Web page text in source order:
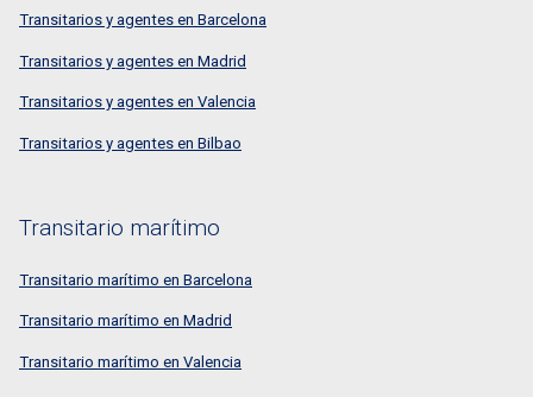
Transitarios y agentes en Barcelona
Transitarios y agentes en Madrid
Transitarios y agentes en Valencia
Transitarios y agentes en Bilbao
Transitario marítimo
Transitario marítimo en Barcelona
Transitario marítimo en Madrid
Transitario marítimo en Valencia